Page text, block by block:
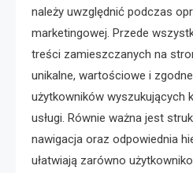
należy uwzględnić podczas
marketingowej. Przede
treści zamieszczanych na
unikalne, wartościowe i
użytkowników wyszukujących
usługi. Równie ważna jest
nawigacja oraz odpowiednia
ułatwiają zarówno